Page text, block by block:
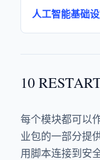
人工智能基础
10
每个模块都可以
业包的一部分提
用脚本连接到安